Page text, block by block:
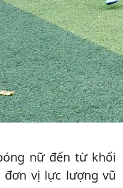
nữ đến từ khối
đơn vị lực lượng vũ